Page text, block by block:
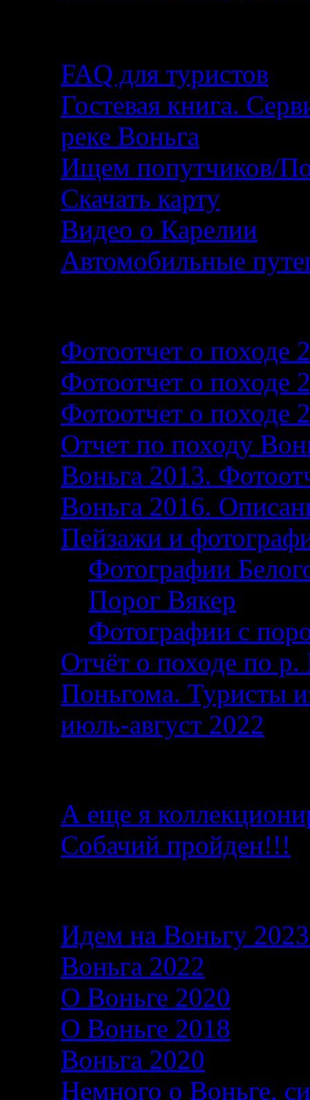
FAQ для туристов
Гостевая книга.
реке Воньга
Ищем попутчиков/
Скачать карту
Видео о Карелии
Автомобильные
Фотоотчет о походе
Фотоотчет о походе
Фотоотчет о походе
Отчет по походу
Воньга 2013.
Воньга 2016.
Пейзажи и
Фотографии
Порог Вякер
Фотографии с
Отчёт о походе по р.
Поньгома. Туристы
июль-август 2022
А еще я
Собачий пройден!!!
Идем на Воньгу
Воньга 2022
О Воньге 2020
О Воньге 2018
Воньга 2020
Немного о Воньге,